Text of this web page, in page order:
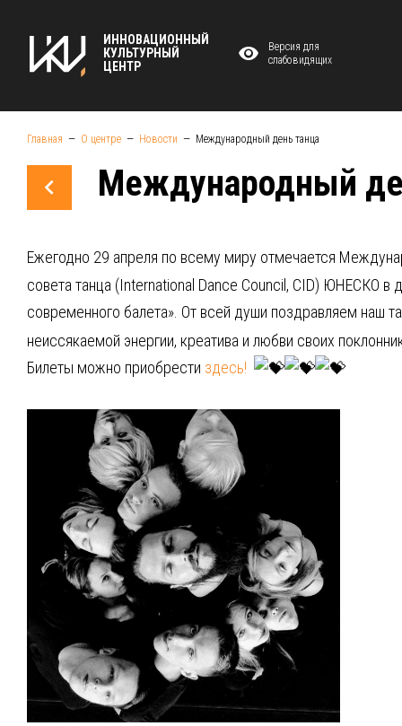
ИННОВАЦИОННЫЙ
КУЛЬТУРНЫЙ
ЦЕНТР
Версия для
слабовидящих
Главная О центре Новости Международный день танца
Международный
Ежегодно 29 апреля по всему миру отмечается
совета танца (International Dance Council, CID) ЮНЕСКО
современного балета». От всей души поздравляем наш
неиссякаемой энергии, креатива и любви своих
Билеты можно приобрести здесь!